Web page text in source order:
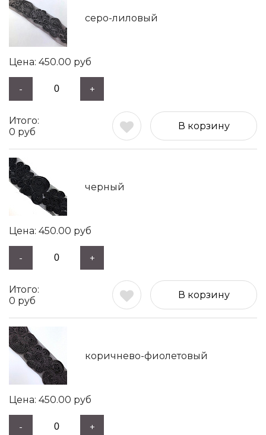
серо-лиловый
450.00 руб
- +
0 руб
В корзину
черный
450.00 руб
- +
0 руб
В корзину
коричнево-фиолетовый
450.00 руб
- +